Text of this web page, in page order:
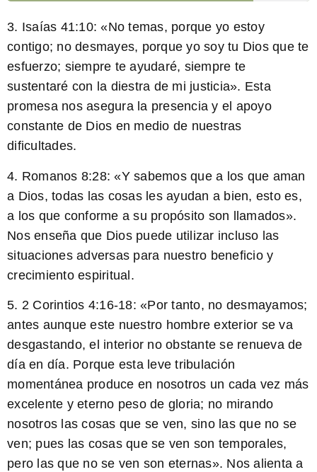
3. Isaías 41:10: «No temas, porque yo estoy
contigo; no desmayes, porque yo soy tu Dios que te
esfuerzo; siempre te ayudaré, siempre te
sustentaré con la diestra de mi justicia». Esta
promesa nos asegura la presencia y el apoyo
constante de Dios en medio de nuestras
dificultades.
4. Romanos 8:28: «Y sabemos que a los que aman
a Dios, todas las cosas les ayudan a bien, esto es,
a los que conforme a su propósito son llamados».
Nos enseña que Dios puede utilizar incluso las
situaciones adversas para nuestro beneficio y
crecimiento espiritual.
5. 2 Corintios 4:16-18: «Por tanto, no desmayamos;
antes aunque este nuestro hombre exterior se va
desgastando, el interior no obstante se renueva de
día en día. Porque esta leve tribulación
momentánea produce en nosotros un cada vez más
excelente y eterno peso de gloria; no mirando
nosotros las cosas que se ven, sino las que no se
ven; pues las cosas que se ven son temporales,
pero las que no se ven son eternas». Nos alienta a